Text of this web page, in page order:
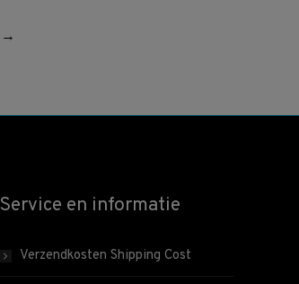
→
Service en informatie
Verzendkosten Shipping Cost